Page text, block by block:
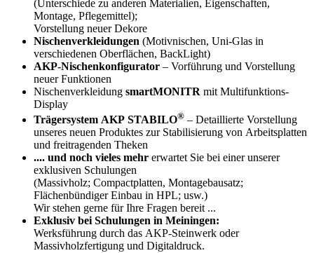
(Unterschiede zu anderen Materialien, Eigenschaften,
Montage, Pflegemittel);
Vorstellung neuer Dekore
Nischenverkleidungen (Motivnischen, Uni-Glas in
verschiedenen Oberflächen, BackLight)
AKP-Nischenkonfigurator – Vorführung und Vorstellung
neuer Funktionen
Nischenverkleidung smartMONITR mit Multifunktions-
Display
Trägersystem AKP STABILO® – Detaillierte Vorstellung
unseres neuen Produktes zur Stabilisierung von Arbeitsplatten
und freitragenden Theken
.... und noch vieles mehr erwartet Sie bei einer unserer
exklusiven Schulungen
(Massivholz; Compactplatten, Montagebausatz;
Flächenbündiger Einbau in HPL; usw.)
Wir stehen gerne für Ihre Fragen bereit ...
Exklusiv bei Schulungen in Meiningen:
Werksführung durch das AKP-Steinwerk oder
Massivholzfertigung und Digitaldruck.